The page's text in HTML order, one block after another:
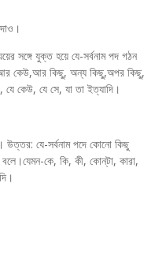
সঙ্গে যুক্ত হয়ে যে-সর্বনাম পদ গঠন
আর কেউ,আর কিছু, অন্য কিছু,অপর কিছু,
কেউ, যে সে, যা তা ইত্যাদি।
উত্তর: যে-সর্বনাম পদে কোনো কিছু
বলে।যেমন-কে, কি, কী, কোন্‌টা, কারা,